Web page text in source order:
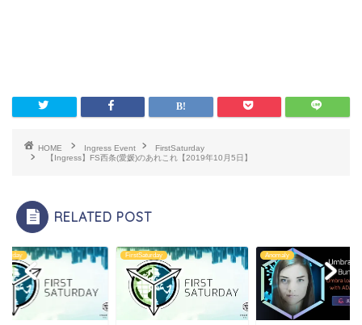
HOME Ingress Event
FirstSaturday
【Ingress】FS西条(愛媛)のあれこれ【2019年10月5日】
RELATED POST
FirstSaturday Anomaly